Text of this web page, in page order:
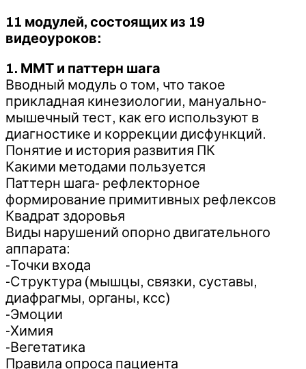
11 модулей, состоящих из 19
видеоуроков:
1. ММТ и паттерн шага
Вводный модуль о том, что такое
прикладная кинезиологии, мануально-
мышечный тест, как его используют в
диагностике и коррекции дисфункций.
Понятие и история развития ПК
Какими методами пользуется
Паттерн шага- рефлекторное
формирование примитивных рефлексов
Квадрат здоровья
Виды нарушений опорно двигательного
аппарата:
-Точки входа
-Структура (мышцы, связки, суставы,
диафрагмы, органы, ксс)
-Эмоции
-Химия
-Вегетатика
Правила опроса пациента